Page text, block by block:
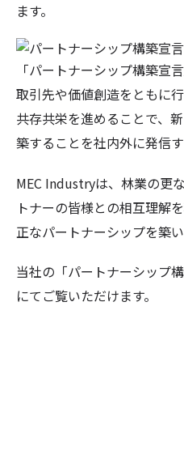
ます。
「パートナーシップ構築宣
取引先や価値創造をともに
共存共栄を進めることで、
築することを社内外に発信す
MEC Industryは、林業の更
トナーの皆様との相互理解
正なパートナーシップを築い
当社の「パートナーシップ
にてご覧いただけます。